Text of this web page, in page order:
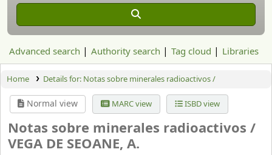
Advanced search Authority search Tag cloud Libraries
Home Details for: Notas sobre minerales radioactivos /
Normal view MARC view ISBD view
Notas sobre minerales radioactivos /
VEGA DE SEOANE, A.